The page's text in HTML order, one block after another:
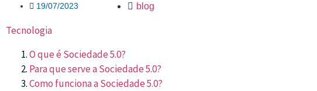
19/07/2023 blog
Tecnologia
O que é Sociedade 5.0?
Para que serve a Sociedade 5.0?
Como funciona a Sociedade 5.0?